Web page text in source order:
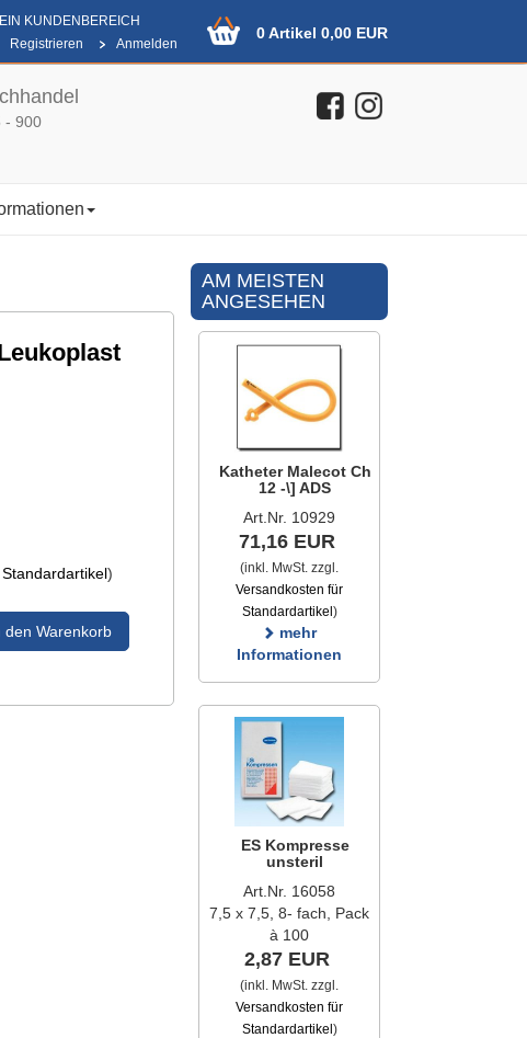
KUNDENBEREICH
Registrieren
Anmelden
0 Artikel 0,00 EUR
- 900
)
den Warenkorb
AM MEISTEN
ANGESEHEN
Katheter Malecot Ch
12 -\] ADS
Art.Nr. 10929
71,16 EUR
(inkl. MwSt. zzgl.
Versandkosten für
Standardartikel )
mehr
Informationen
ES Kompresse
unsteril
Art.Nr. 16058
7,5 x 7,5, 8- fach, Pack
à 100
2,87 EUR
(inkl. MwSt. zzgl.
Versandkosten für
Standardartikel )